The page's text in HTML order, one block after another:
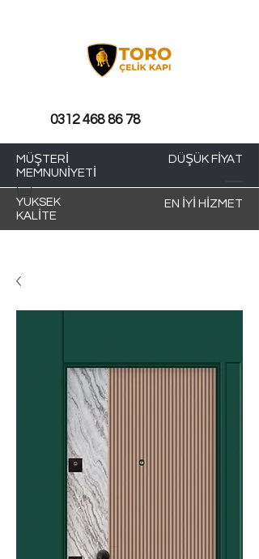
MÜŞTERİ
MEMNUNİYETİ
DÜŞÜK FİYAT
YÜKSEK
KALİTE
EN İYİ HİZMET
0312 468 86 78